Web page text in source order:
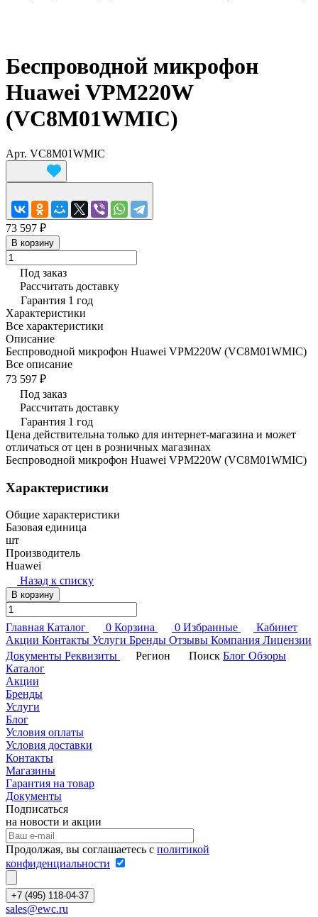
Беспроводной микрофон
Huawei VPM220W
(VC8M01WMIC)
Арт. VC8M01WMIC
73 597 ₽
В корзину
Под заказ
Рассчитать доставку
Гарантия 1 год
Характеристики
Все характеристики
Описание
Беспроводной микрофон Huawei VPM220W (VC8M01WMIC)
Все описание
73 597 ₽
Под заказ
Рассчитать доставку
Гарантия 1 год
Цена действительна только для интернет-магазина и может
отличаться от цен в розничных магазинах
Беспроводной микрофон Huawei VPM220W (VC8M01WMIC)
Характеристики
Общие характеристики
Базовая единица
шт
Производитель
Huawei
Назад к списку
В корзину
Главная Каталог 0 Корзина 0 Избранные
Кабинет
Акции Контакты Услуги Бренды Отзывы Компания Лицензии
Документы Реквизиты Регион Поиск Блог Обзоры
Каталог
Акции
Бренды
Услуги
Блог
Условия оплаты
Условия доставки
Контакты
Магазины
Гарантия на товар
Документы
Подписаться
на новости и акции
Продолжая, вы соглашаетесь с политикой
конфиденциальности
+7 (495) 118-04-37
sales@ewc.ru